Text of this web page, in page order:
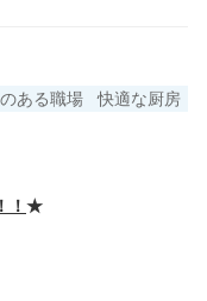
ある職場
快適な厨房
！ ★